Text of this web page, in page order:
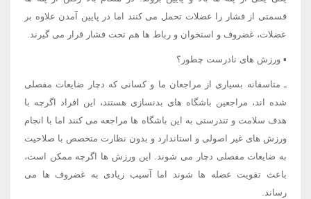
قسمتی از فشار را عضلات تحمل می کنند اما در پایین آمدن علاوه بر
عضلات، غضروف و استخوان و رباط ها هم تحت فشار قرار می گیرند.
▪ ورزش های نادرست چطور؟
ـ متاسفانه بسیاری از مراجعان ما و کسانی که دچار ضایعات مفصلی
شده اند، مراجعین باشگاه های بدنسازی هستند، این افراد اگرچه با
هدف سلامت و تندرستی به این باشگاه ها مراجعه می کنند اما با انجام
ورزش های غیر اصولی و استاندارد و بدون نظارت متخصص با صلاحیت
به ضایعات مفصلی دچار می شوند. این ورزش ها اگرچه ممکن است،
باعث تقویت عضله ها شوند اما آسیب زیادی به غضروف ها می
رساند.